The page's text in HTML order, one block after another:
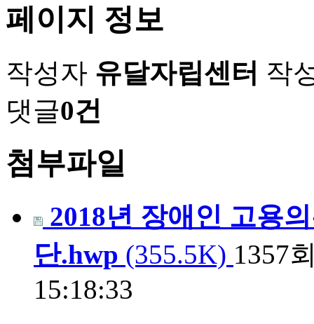
페이지 정보
작성자 유달자립센터 작
댓글0건
첨부파일
2018년 장애인 고용
단.hwp (355.5K) 1357
15:18:33